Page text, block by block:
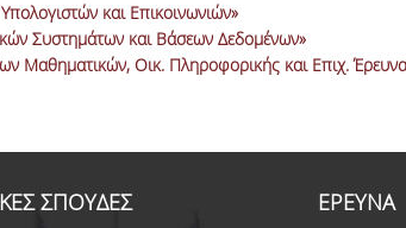
και Επικοινωνιών»
Συστημάτων και Βάσεων Δεδομένων»
Μαθηματικών, Οικ. Πληροφορικής και Επιχ.
ΣΠΟΥΔΕΣ ΕΡΕΥΝΑ